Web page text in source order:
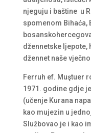
njeguju i baštine u
spomenom Bihaća,
džennetske ljepote,
džennet naše
Ferruh ef. Muştuer
1971. godine gdje
(učenje Kurana
kao mujezin u
Službovao je i kao